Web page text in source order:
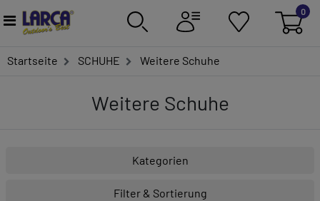
0
Startseite SCHUHE Weitere Schuhe
Weitere Schuhe
Kategorien
Filter & Sortierung